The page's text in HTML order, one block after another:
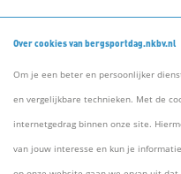
Over cookies van bergsportdag.nkbv.nl
Om je een beter en persoonlijker
en vergelijkbare technieken. Met de
internetgedrag binnen onze site.
van jouw interesse en kun je